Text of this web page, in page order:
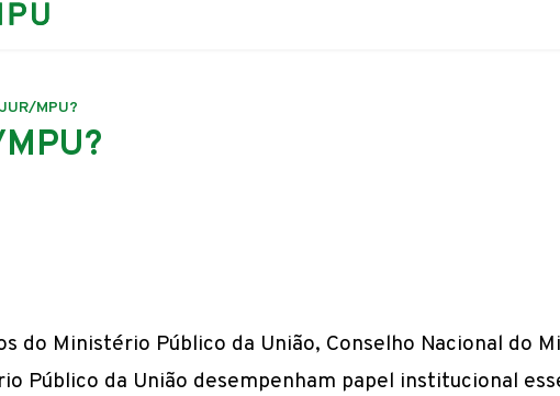
MPU?
do Ministério Público da União, Conselho Nacional do
Público da União desempenham papel institucional